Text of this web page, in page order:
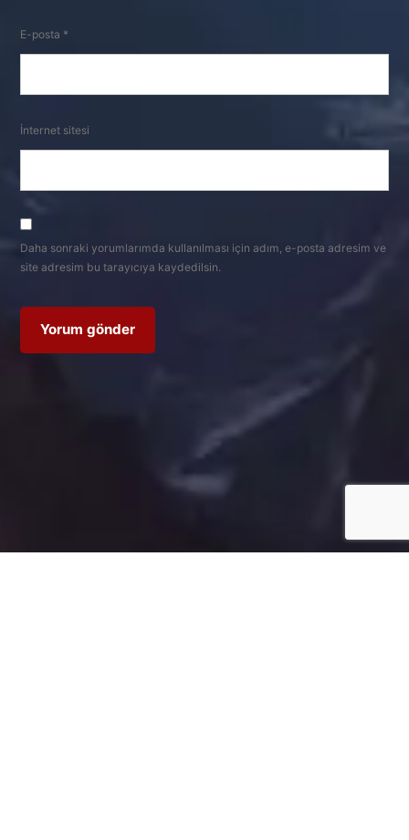
E-posta *
İnternet sitesi
Daha sonraki yorumlarımda kullanılması için adım, e-posta adresim ve
site adresim bu tarayıcıya kaydedilsin.